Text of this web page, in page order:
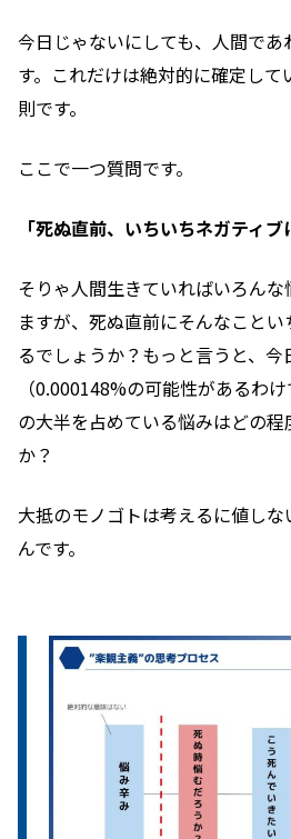
今日じゃないにしても、人間であ
す。これだけは絶対的に確定し
則です。
ここで一つ質問です。
「死ぬ直前、いちいちネガティブ
そりゃ人間生きていればいろん
ますが、死ぬ直前にそんなこと
るでしょうか？もっと言うと、今
（0.000148%の可能性があるわ
の大半を占めている悩みはどの
か？
大抵のモノゴトは考えるに値し
んです。